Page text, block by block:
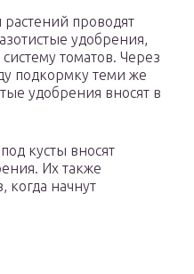
проводят
удобрения,
томатов. Через
подкормку теми же
удобрения вносят в
кусты вносят
Их также
когда начнут